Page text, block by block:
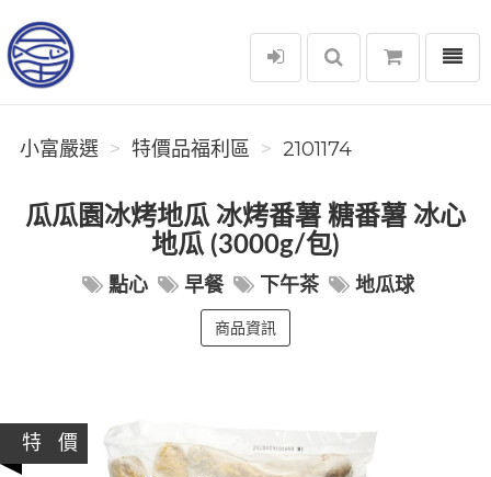
小富嚴選
選單
小富嚴選 特價品福利區 2101174
瓜瓜園冰烤地瓜 冰烤番薯 糖番薯 冰心
地瓜 (3000g/包)
點心 早餐 下午茶 地瓜球
商品資訊
特 價